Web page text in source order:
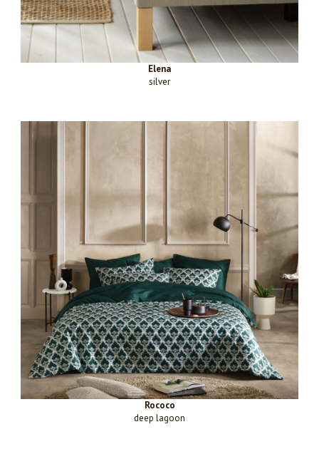
Elena
silver
Rococo
deep lagoon